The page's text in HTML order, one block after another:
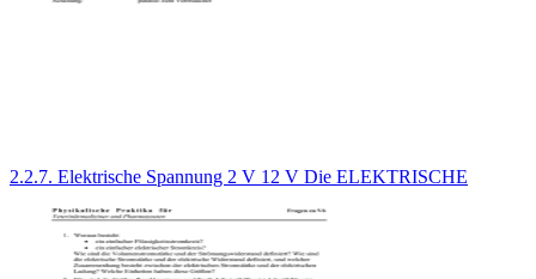
2.2.7. Elektrische Spannung 2 V 12 V Die ELEKTRISCHE